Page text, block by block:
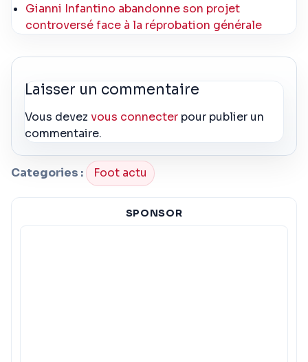
Gianni Infantino abandonne son projet
controversé face à la réprobation générale
Laisser un commentaire
Vous devezvous connecter pour publier un
commentaire.
Categories : Foot actu
SPONSOR